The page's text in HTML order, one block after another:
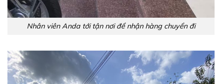
Nhân viên Anda tới tận nơi để nhận hàng chuyển đi